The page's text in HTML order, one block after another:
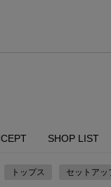
SHOP LIST
トップス セットアッ